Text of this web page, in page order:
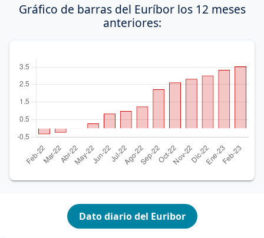
Gráfico de barras del Euríbor los 12 meses
anteriores:
Dato diario del Euribor